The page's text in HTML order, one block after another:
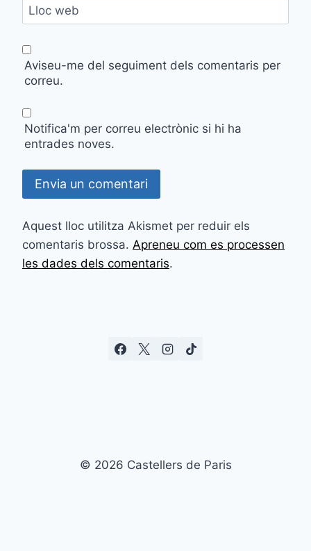
Lloc web
Aviseu-me del seguiment dels comentaris per
correu.
Notifica'm per correu electrònic si hi ha
entrades noves.
Aquest lloc utilitza Akismet per reduir els
comentaris brossa. Apreneu com es processen
les dades dels comentaris.
© 2026 Castellers de Paris